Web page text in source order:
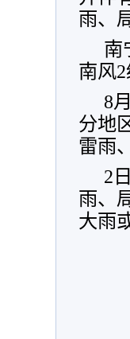
雨、
南
南风
8
分地
雷雨
2
雨、
大雨